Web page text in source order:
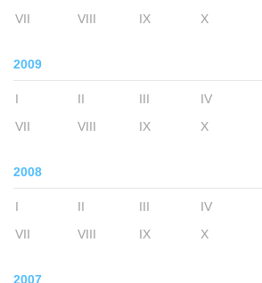
VII
VIII IX X
2009
I II III IV
VII
VIII IX X
2008
I II III IV
VII
VIII IX X
2007